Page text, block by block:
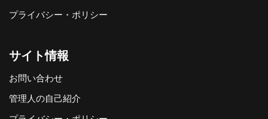
プライバシー・ポリシー
サイト情報
お問い合わせ
管理人の自己紹介